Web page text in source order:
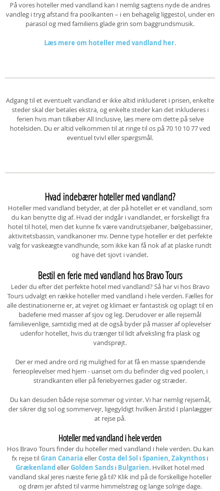
På vores hoteller med vandland kan I nemlig sagtens nyde de andres
vandleg i tryg afstand fra poolkanten – i en behagelig liggestol, under en
parasol og med familiens glade grin som baggrundsmusik.
Læs mere om hoteller med vandland her.
Adgang til et eventuelt vandland er ikke altid inkluderet i prisen, enkelte
steder skal der betales ekstra, og enkelte steder kan det inkluderes i
ferien hvis man tilkøber All Inclusive, læs mere om dette på selve
hotelsiden. Du er altid velkommen til at ringe til os på 70 10 10 77 ved
eventuel tvivl eller spørgsmål.
Hvad indebærer hoteller med vandland?
Hoteller med vandland betyder, at der på hotellet er et vandland, som
du kan benytte dig af. Hvad der indgår i vandlandet, er forskelligt fra
hotel til hotel, men det kunne fx være vandrutsjebaner, bølgebassiner,
aktivitetsbassin, vandkanoner mv. Denne type hoteller er det perfekte
valg for vaskeægte vandhunde, som ikke kan få nok af at plaske rundt
og have det sjovt i vandet.
Bestil en ferie med vandland hos Bravo Tours
Leder du efter det perfekte hotel med vandland? Så har vi hos Bravo
Tours udvalgt en række hoteller med vandland i hele verden. Fælles for
alle destinationerne er, at vejret og klimaet er fantastisk og oplagt til en
badeferie med masser af sjov og leg. Derudover er alle rejsemål
familievenlige, samtidig med at de også byder på masser af oplevelser
udenfor hotellet, hvis du trænger til lidt afveksling fra plask og
vandsprøjt.
Der er med andre ord rig mulighed for at få en masse spændende
ferieoplevelser med hjem - uanset om du befinder dig ved poolen, i
strandkanten eller på feriebyernes gader og stræder.
Du kan desuden både rejse sommer og vinter. Vi har nemlig rejsemål,
der sikrer dig sol og sommervejr, ligegyldigt hvilken årstid I planlægger
at rejse på.
Hoteller med vandland i hele verden
Hos Bravo Tours finder du hoteller med vandland i hele verden. Du kan
fx rejse tilGran Canaria ellerCosta del Sol iSpanien,Zakynthos i
GrækenlandellerGolden Sands i Bulgarien. Hvilket hotel med
vandland skal jeres næste ferie gå til? Klik ind på de forskellige hoteller
og drøm jer afsted til varme himmelstrøg og lange solrige dage.